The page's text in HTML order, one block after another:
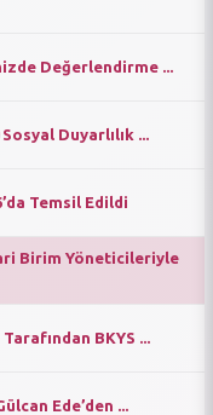
Değerlendirme ...
Duyarlılık ...
Temsil Edildi
Birim Yöneticileriyle
BKYS ...
Ede’den ...